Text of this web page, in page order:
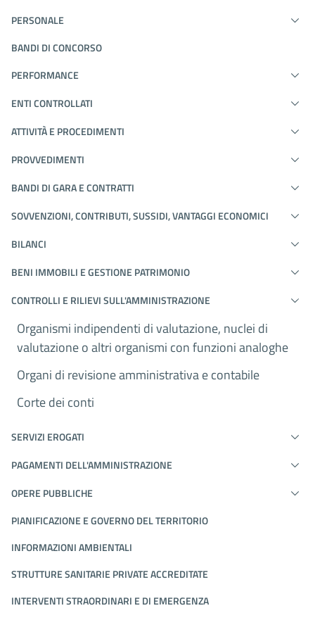
PERSONALE
BANDI DI CONCORSO
PERFORMANCE
ENTI CONTROLLATI
ATTIVITÀ E PROCEDIMENTI
PROVVEDIMENTI
BANDI DI GARA E CONTRATTI
SOVVENZIONI, CONTRIBUTI, SUSSIDI, VANTAGGI ECONOMICI
BILANCI
BENI IMMOBILI E GESTIONE PATRIMONIO
CONTROLLI E RILIEVI SULL'AMMINISTRAZIONE
Organismi indipendenti di valutazione, nuclei di
valutazione o altri organismi con funzioni analoghe
Organi di revisione amministrativa e contabile
Corte dei conti
SERVIZI EROGATI
PAGAMENTI DELL'AMMINISTRAZIONE
OPERE PUBBLICHE
PIANIFICAZIONE E GOVERNO DEL TERRITORIO
INFORMAZIONI AMBIENTALI
STRUTTURE SANITARIE PRIVATE ACCREDITATE
INTERVENTI STRAORDINARI E DI EMERGENZA